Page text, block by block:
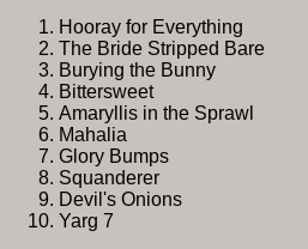
Hooray for Everything
The Bride Stripped Bare
Burying the Bunny
Bittersweet
Amaryllis in the Sprawl
Mahalia
Glory Bumps
Squanderer
Devil's Onions
Yarg 7